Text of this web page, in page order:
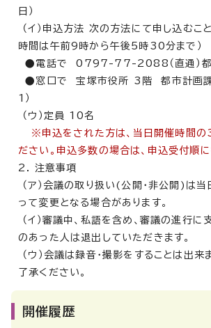
日）
（イ）申込方法 次の方法にて申し込むこ
時間は午前9時から午後5時30分まで）
●電話で 0797-77-2088（直通）都
●窓口で 宝塚市役所 3階 都市計画課
1）
（ウ）定員 10名
※申込をされた方は、当日開催時間の
ださい。申込多数の場合は、申込受付順に
2. 注意事項
（ア）会議の取り扱い(公開・非公開)は
って変更となる場合があります。
（イ）審議中、私語を含め、審議の進行に
のあった人は退出していただきます。
（ウ）会議は録音・撮影をすることは出
了承ください。
開催履歴